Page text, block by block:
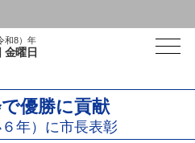
和8）年
金曜日
優勝に貢献
年）に市長表彰